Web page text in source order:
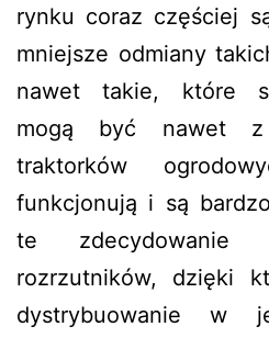
rynku coraz częściej
mniejsze odmiany
nawet takie, które
mogą być nawet z
traktorków
funkcjonują i są
te zdecydowanie
rozrzutników, dzięki
dystrybuowanie w